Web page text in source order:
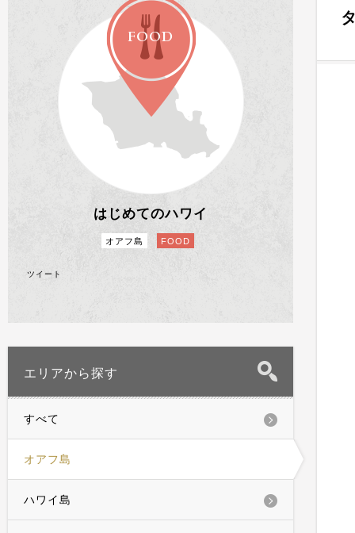
FOOD
はじめてのハワイ
オアフ島 FOOD
ツイート
エリアから探す
すべて
オアフ島
ハワイ島